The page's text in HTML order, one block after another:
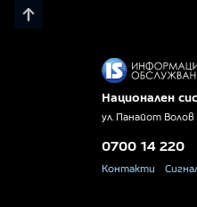
Национален
ул. Панайот Волов
0700 14 220
Контакти